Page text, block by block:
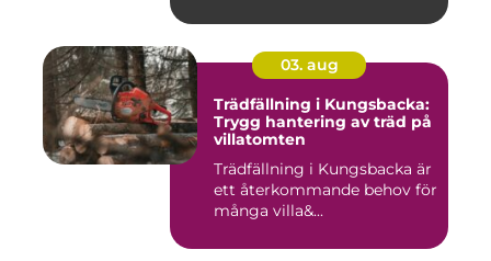
03. aug
Trädfällning i Kungsbacka:
Trygg hantering av träd på
villatomten
Trädfällning i Kungsbacka är
ett återkommande behov för
många villa&...